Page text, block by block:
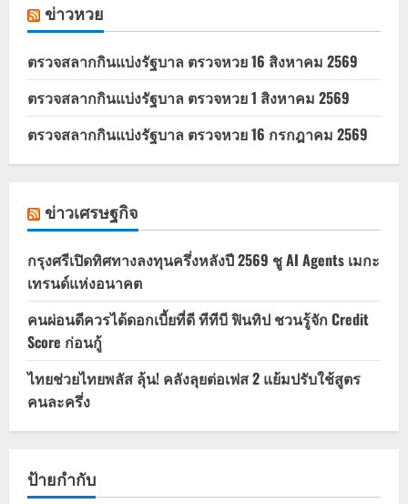
ข่าวหวย
ตรวจสลากกินแบ่งรัฐบาล ตรวจหวย 16 สิงหาคม 2569
ตรวจสลากกินแบ่งรัฐบาล ตรวจหวย 1 สิงหาคม 2569
ตรวจสลากกินแบ่งรัฐบาล ตรวจหวย 16 กรกฎาคม 2569
ข่าวเศรษฐกิจ
กรุงศรีเปิดทิศทางลงทุนครึ่งหลังปี 2569 ชู AI Agents เมกะ
เทรนด์แห่งอนาคต
คนผ่อนดีควรได้ดอกเบี้ยที่ดี ทีทีบี ฟินทิป ชวนรู้จัก Credit
Score ก่อนกู้
ไทยช่วยไทยพลัส ลุ้น! คลังลุยต่อเฟส 2 แย้มปรับใช้สูตร
คนละครึ่ง
ป้ายกำกับ